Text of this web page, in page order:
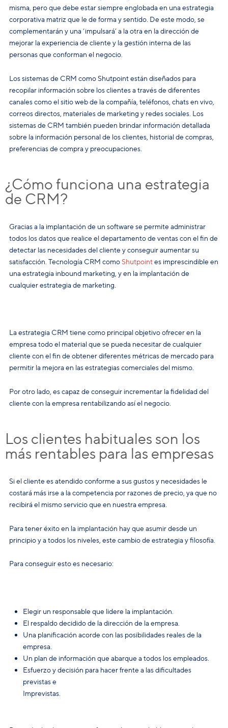
misma, pero que debe estar siempre englobada en una estrategia
corporativa matriz que le de forma y sentido. De este modo, se
complementarán y una ‘impulsará’ a la otra en la dirección de
mejorar la experiencia de cliente y la gestión interna de las
personas que conforman el negocio.
Los sistemas de CRM como Shutpoint están diseñados para
recopilar información sobre los clientes a través de diferentes
canales como el sitio web de la compañía, teléfonos, chats en vivo,
correos directos, materiales de marketing y redes sociales. Los
sistemas de CRM también pueden brindar información detallada
sobre la información personal de los clientes, historial de compras,
preferencias de compra y preocupaciones.
¿Cómo funciona una estrategia
de CRM?
Gracias a la implantación de un software se permite administrar
todos los datos que realice el departamento de ventas con el fin de
detectar las necesidades del cliente y conseguir aumentar su
satisfacción. Tecnología CRM comoShutpoint es imprescindible en
una estrategia inbound marketing, y en la implantación de
cualquier estrategia de marketing.
La estrategia CRM tiene como principal objetivo ofrecer en la
empresa todo el material que se pueda necesitar de cualquier
cliente con el fin de obtener diferentes métricas de mercado para
permitir la mejora en las estrategias comerciales del mismo.
Por otro lado, es capaz de conseguir incrementar la fidelidad del
cliente con la empresa rentabilizando así el negocio.
Los clientes habituales son los
más rentables para las empresas
Si el cliente es atendido conforme a sus gustos y necesidades le
costará más irse a la competencia por razones de precio, ya que no
recibirá el mismo servicio que en nuestra empresa.
Para tener éxito en la implantación hay que asumir desde un
principio y a todos los niveles, este cambio de estrategia y filosofía.
Para conseguir esto es necesario:
Elegir un responsable que lidere la implantación.
El respaldo decidido de la dirección de la empresa.
Una planificación acorde con las posibilidades reales de la
empresa.
Un plan de información que abarque a todos los empleados.
Esfuerzo y decisión para hacer frente a las dificultades
previstas e
Imprevistas.